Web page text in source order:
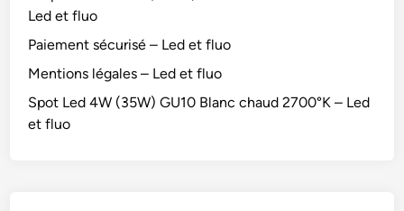
Led et fluo
Paiement sécurisé – Led et fluo
Mentions légales – Led et fluo
Spot Led 4W (35W) GU10 Blanc chaud 2700°K – Led
et fluo